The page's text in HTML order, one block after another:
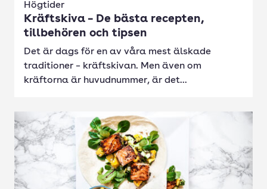
Högtider
Kräftskiva – De bästa recepten,
tillbehören och tipsen
Det är dags för en av våra mest älskade
traditioner – kräftskivan. Men även om
kräftorna är huvudnummer, är det...